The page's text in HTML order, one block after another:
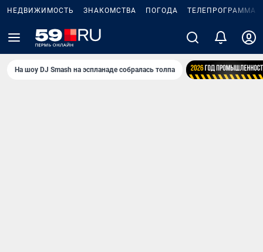
НЕДВИЖИМОСТЬ ЗНАКОМСТВА ПОГОДА ТЕЛЕПРОГРАММА
На шоу DJ Smash на эспланаде собралась толпа